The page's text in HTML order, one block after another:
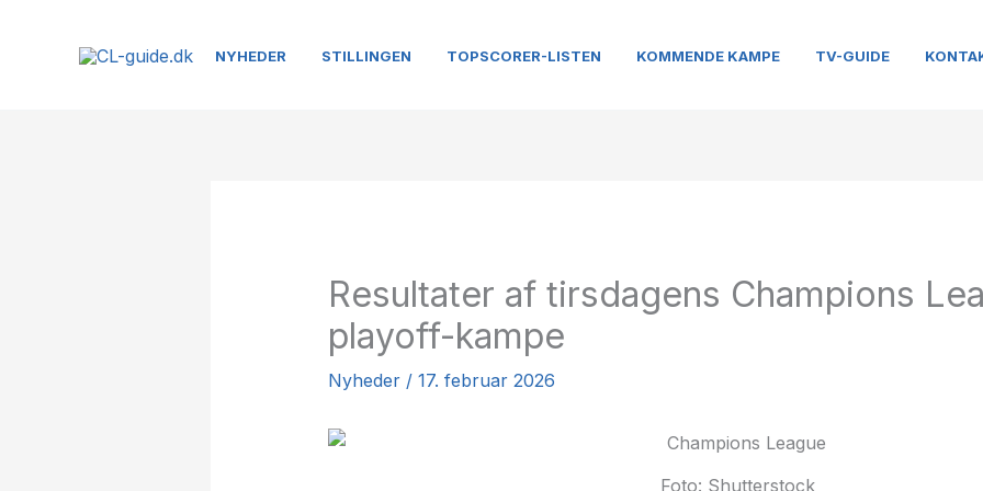
NYHEDER STILLINGEN TOPSCORER-LISTEN KOMMENDE KAMPE TV-GUIDE
Resultater af tirsdagens Champions
playoff-kampe
Nyheder/ 17. februar 2026
Foto: Shutterstock